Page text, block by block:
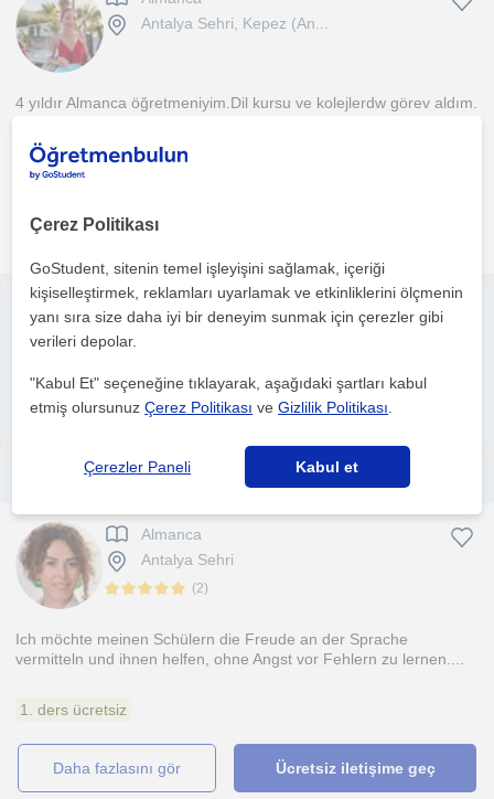
Antalya Sehri, Kepez (An...
4 yıldır Almanca öğretmeniyim.Dil kursu ve kolejlerdw görev aldım.
1. ders ücretsiz
daha fazlasını gör
Ücretsiz ilan ver
Ücretsiz bir ilan ver ve öğretmenlerin seninle iletişime geçmesini
İlanını yayınla
Başlangıç Almanca seviyesi, Goethe, Telc eğitmeni
Almanca
Antalya Sehri
(2)
Ich möchte meinen Schülern die Freude an der Sprache
vermitteln und ihnen helfen, ohne Angst vor Fehlern zu lernen....
1. ders ücretsiz
daha fazlasını gör Ücretsiz iletişime geç
Çerez Politikası
GoStudent, sitenin temel işleyişini sağlamak, içeriği
kişiselleştirmek, reklamları uyarlamak ve etkinliklerini ölçmenin
yanı sıra size daha iyi bir deneyim sunmak için çerezler gibi
verileri depolar.
"Kabul Et" seçeneğine tıklayarak, aşağıdaki şartları kabul
etmiş olursunuzÇerez Politikası veGizlilik Politikası
Çerezler Paneli Kabul et